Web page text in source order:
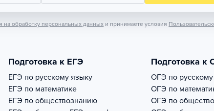
на обработку персональных данных и принимаете условия
Подготовка к ЕГЭ
ЕГЭ по русскому языку
ЕГЭ по математике
ЕГЭ по обществознанию
Подготовка к
ОГЭ по
ОГЭ по
ОГЭ по